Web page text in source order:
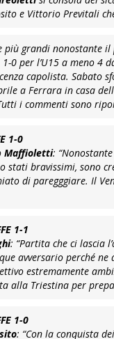
e Vittorio Previtali
grandi nonostante il
0 per l’U15 a meno 4
capolista.
a Ferrara in casa
i commenti sono
1-0
Maffioletti:
stati bravissimi, sono
di paregggiare. Il
1-1
: “Partita che ci lascia
avversario perché
estremamente
alla Triestina per
1-0
: “Con la conquista